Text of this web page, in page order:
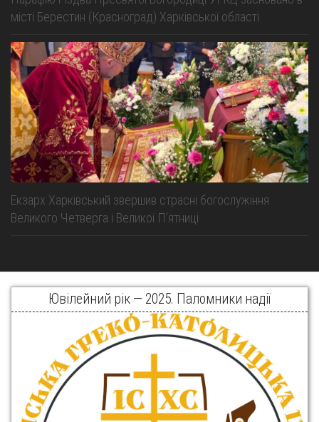
місті Берестин (Красноград) Харківської області
Екзарх Харківський звершив страсні богослужіння
Великого Четверга і Великої Пʼятниці
Ювілейний рік — 2025. Паломники надії